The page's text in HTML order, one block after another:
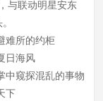
与联动明星安东
难所的约柜
日海风
中窥探混乱的事物
下